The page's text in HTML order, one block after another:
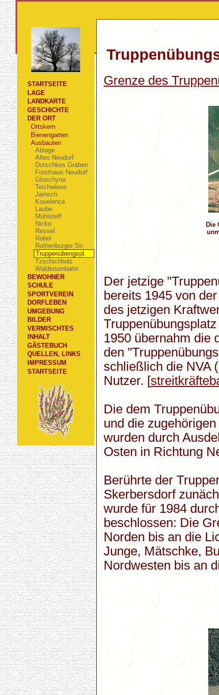
STARTSEITE
LAGE
LANDKARTE
GESCHICHTE
DER ORT
Ortskern
Bienengarten
Ausbauten
Ablage
Altes Neudorf
Dutschkes Graben
Forsthaus Neudorf
Gloschyna
Teichwiese
Jainsch
Koselence
Laube
Mühlsteff
Nicko
Ressel
Robel
Rothenburger Str.
Truppenübengspl.
Tzschichholz
Waldeisenbahn
BEWOHNER
SCHULE
SPORTVEREIN
DORFLEBEN
UMGEBUNG
BILDER
VERMISCHTES
INHALT
GÄSTEBUCH
QUELLEN, LINKS
IMPRESSUM
STARTSEITE
Grenze des
Die
Der jetzige
bereits 1945 von
des jetzigen
1950 übernahm die
den
schließlich die NVA
Nutzer. [
Die dem
und die
wurden durch
Osten in Richtung
Berührte der
Skerbersdorf
wurde für 1984
beschlossen: Die
Norden bis an die
Junge, Mätschke,
Nordwesten bis an